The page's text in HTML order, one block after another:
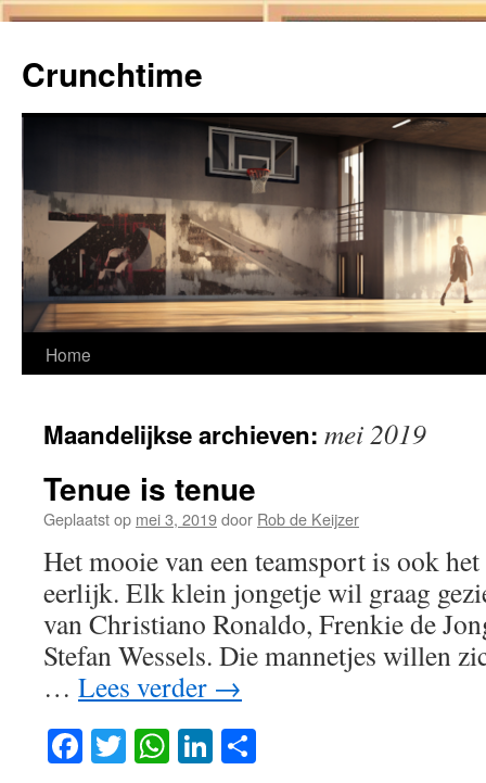
de
inhoud
Crunchtime
Home
Maandelijkse archieven: mei 2019
Tenue is tenue
Geplaatst op mei 3, 2019door Rob de Keijzer
Het mooie van een teamsport is ook
eerlijk. Elk klein jongetje wil graag
van Christiano Ronaldo, Frenkie de
Stefan Wessels. Die mannetjes willen
… Lees verder →
Facebook
TwitterWhatsApp
LinkedIn